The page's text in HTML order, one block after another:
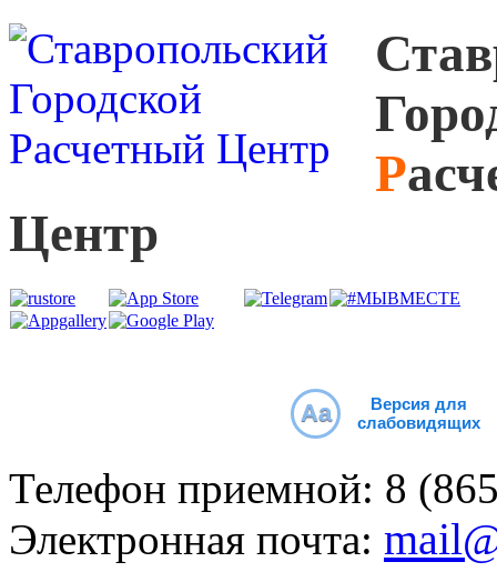
С
Г
Р
Центр
Aa
Версия для
слабовидящих
Телефон приемной: 8
Электронная почта: